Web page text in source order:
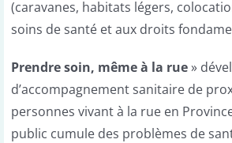
(caravanes, habitats légers,
soins de santé et aux droits
Prendre soin, même à la rue»
d’accompagnement sanitaire de
personnes vivant à la rue en
public cumule des problèmes de